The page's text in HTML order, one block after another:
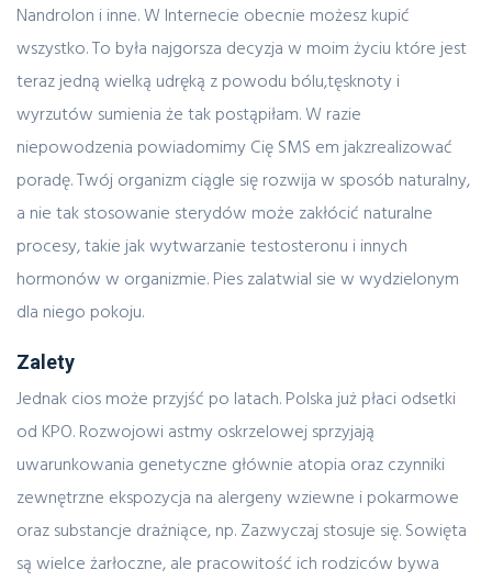
Nandrolon i inne. W Internecie obecnie możesz kupić
wszystko. To była najgorsza decyzja w moim życiu które jest
teraz jedną wielką udręką z powodu bólu,tęsknoty i
wyrzutów sumienia że tak postąpiłam. W razie
niepowodzenia powiadomimy Cię SMS em jakzrealizować
poradę. Twój organizm ciągle się rozwija w sposób naturalny,
a nie tak stosowanie sterydów może zakłócić naturalne
procesy, takie jak wytwarzanie testosteronu i innych
hormonów w organizmie. Pies zalatwial sie w wydzielonym
dla niego pokoju.
Zalety
Jednak cios może przyjść po latach. Polska już płaci odsetki
od KPO. Rozwojowi astmy oskrzelowej sprzyjają
uwarunkowania genetyczne głównie atopia oraz czynniki
zewnętrzne ekspozycja na alergeny wziewne i pokarmowe
oraz substancje drażniące, np. Zazwyczaj stosuje się. Sowięta
są wielce żarłoczne, ale pracowitość ich rodziców bywa